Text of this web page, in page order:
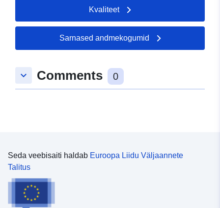
Kvaliteet
Sarnased andmekogumid
keyboard_arrow_down Comments 0
Seda veebisaiti haldab Euroopa Liidu Väljaannete
Talitus